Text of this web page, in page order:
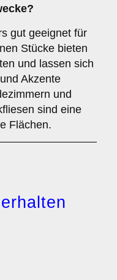
gut geeignet für
Stücke bieten
und lassen sich
Akzente
und
sind eine
Flächen.